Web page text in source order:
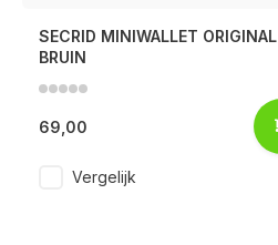
SECRID MINIWALLET ORIGINAL
BRUIN
69,00
Vergelijk